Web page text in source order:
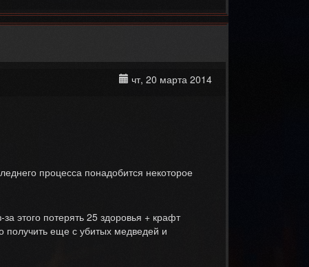
чт, 20 марта 2014
процесса понадобится некоторое
этого потерять 25 здоровья + крафт
получить еще с убитых медведей и